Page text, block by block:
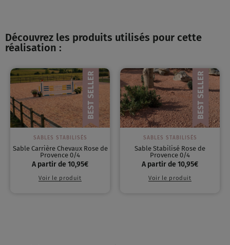
Découvrez les produits utilisés pour cette
réalisation :
SABLES STABILISÉS
Sable Carrière Chevaux Rose de
Provence 0/4
A partir de 10,95€
Voir le produit
SABLES STABILISÉS
Sable Stabilisé Rose de
Provence 0/4
A partir de 10,95€
Voir le produit